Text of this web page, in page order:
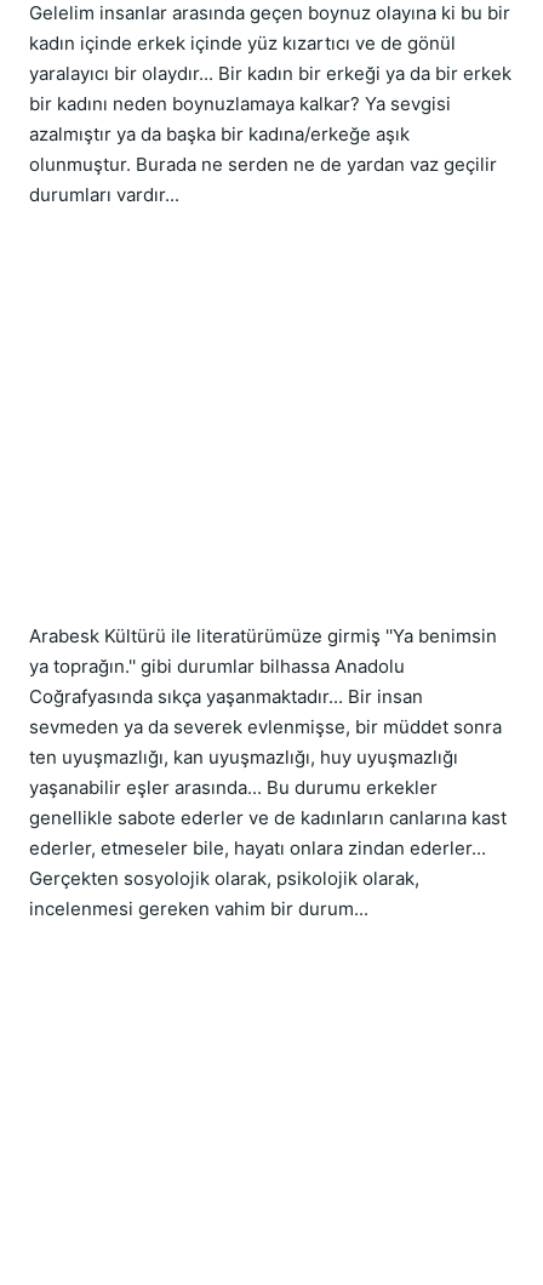
Gelelim insanlar arasında geçen boynuz olayına ki bu bir
kadın içinde erkek içinde yüz kızartıcı ve de gönül
yaralayıcı bir olaydır... Bir kadın bir erkeği ya da bir erkek
bir kadını neden boynuzlamaya kalkar? Ya sevgisi
azalmıştır ya da başka bir kadına/erkeğe aşık
olunmuştur. Burada ne serden ne de yardan vaz geçilir
durumları vardır...
Arabesk Kültürü ile literatürümüze girmiş ''Ya benimsin
ya toprağın.'' gibi durumlar bilhassa Anadolu
Coğrafyasında sıkça yaşanmaktadır... Bir insan
sevmeden ya da severek evlenmişse, bir müddet sonra
ten uyuşmazlığı, kan uyuşmazlığı, huy uyuşmazlığı
yaşanabilir eşler arasında... Bu durumu erkekler
genellikle sabote ederler ve de kadınların canlarına kast
ederler, etmeseler bile, hayatı onlara zindan ederler...
Gerçekten sosyolojik olarak, psikolojik olarak,
incelenmesi gereken vahim bir durum...